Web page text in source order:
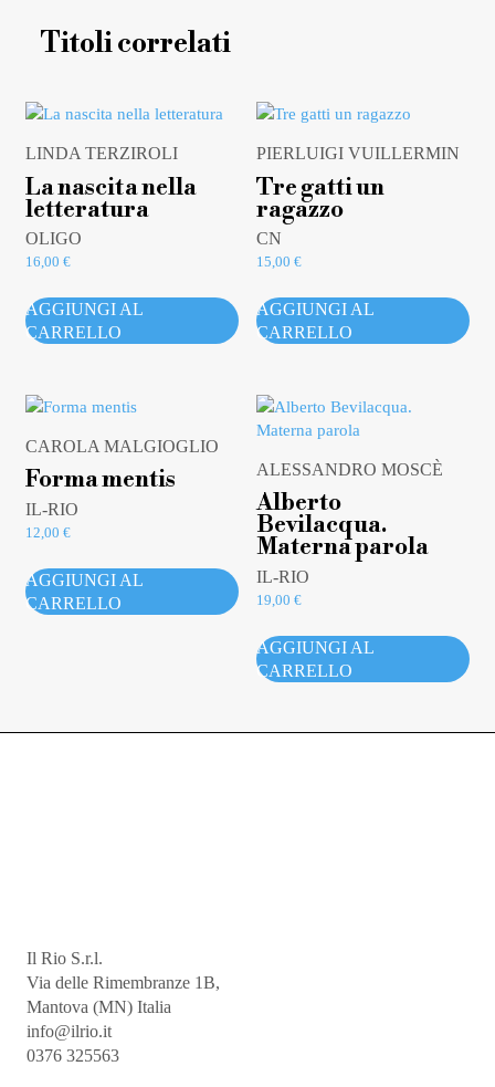
Titoli correlati
LINDA TERZIROLI
La nascita nella
letteratura
OLIGO
16,00 €
AGGIUNGI AL
CARRELLO
PIERLUIGI VUILLERMIN
Tre gatti un
ragazzo
CN
15,00€
AGGIUNGI AL
CARRELLO
CAROLA MALGIOGLIO
Forma mentis
IL-RIO
12,00 €
AGGIUNGI AL
CARRELLO
ALESSANDRO MOSCÈ
Alberto
Bevilacqua.
Materna parola
IL-RIO
19,00€
AGGIUNGI AL
CARRELLO
Il Rio S.r.l.
Via delle Rimembranze 1B,
Mantova (MN) Italia
info@ilrio.it
0376 325563